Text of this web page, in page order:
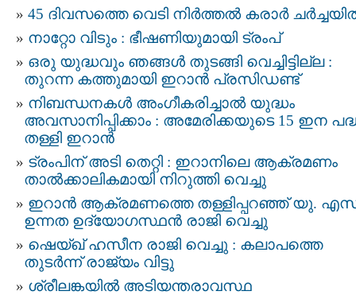
45 ദിവസത്തെ വെടി നിർത്തൽ കരാര്‍
നാറ്റോ വിടും : ഭീഷണിയുമായി ട്രംപ്
ഒരു യുദ്ധവും ഞങ്ങള്‍ തുടങ്ങി വെച്ചിട്ടില്ല :
തുറന്ന കത്തുമായി ഇറാൻ പ്രസിഡണ്ട്
നിബന്ധനകൾ അംഗീകരിച്ചാൽ യുദ്ധം
അവസാനിപ്പിക്കാം : അമേരിക്കയുടെ 15 ഇന
തള്ളി ഇറാൻ
ട്രംപിന് അടി തെറ്റി : ഇറാനിലെ ആക്രമണം
താൽക്കാലികമായി നിറുത്തി വെച്ചു
ഇറാന്‍ ആക്രമണത്തെ തള്ളിപ്പറഞ്ഞ് യു.
ഉന്നത ഉദ്യോഗസ്ഥൻ രാജി വെച്ചു
ഷെയ്ഖ്‌ ഹസീന രാജി വെച്ചു : കലാപത്തെ
തുടർന്ന് രാജ്യം വിട്ടു
ശ്രീലങ്കയിൽ അടിയന്തരാവസ്ഥ